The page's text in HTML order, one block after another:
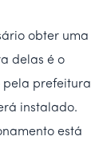
obter uma
delas é o
pela prefeitura
instalado.
está